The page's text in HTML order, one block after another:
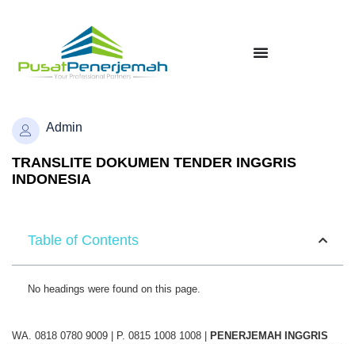
Admin
TRANSLITE DOKUMEN TENDER INGGRIS
INDONESIA
Table of Contents
No headings were found on this page.
WA. 0818 0780 9009 | P. 0815 1008 1008 | PENERJEMAH
INGGRIS